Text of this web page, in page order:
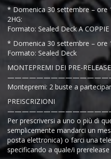
* Domenica 30 settembre – ore
2HG:
Formato: Sealed Deck A COPPIE
* Domenica 30 settembre – ore
Formato: Sealed Deck
MONTEPREMI DEI PRE-RELEASE
Montepremi: 2 buste a
PREISCRIZIONI
Per prescriversi a uno o più di
semplicemente mandarci un
posta elettronica) o farci una
specificando a quale/i